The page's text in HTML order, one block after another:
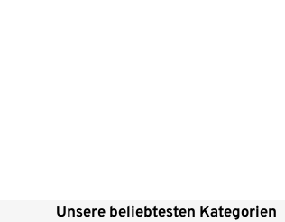
Unsere beliebtesten Kategorien